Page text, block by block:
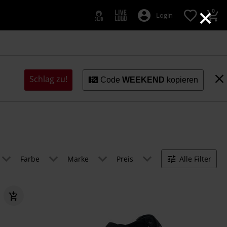
×
Login 0
Schlag zu! CodeWEEKEND kopieren
Farbe Marke Preis Alle Filter